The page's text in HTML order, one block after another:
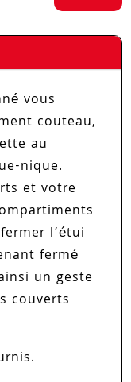
vous
couteau,
au
nique.
et votre
l’étui
fermé
un geste
couverts